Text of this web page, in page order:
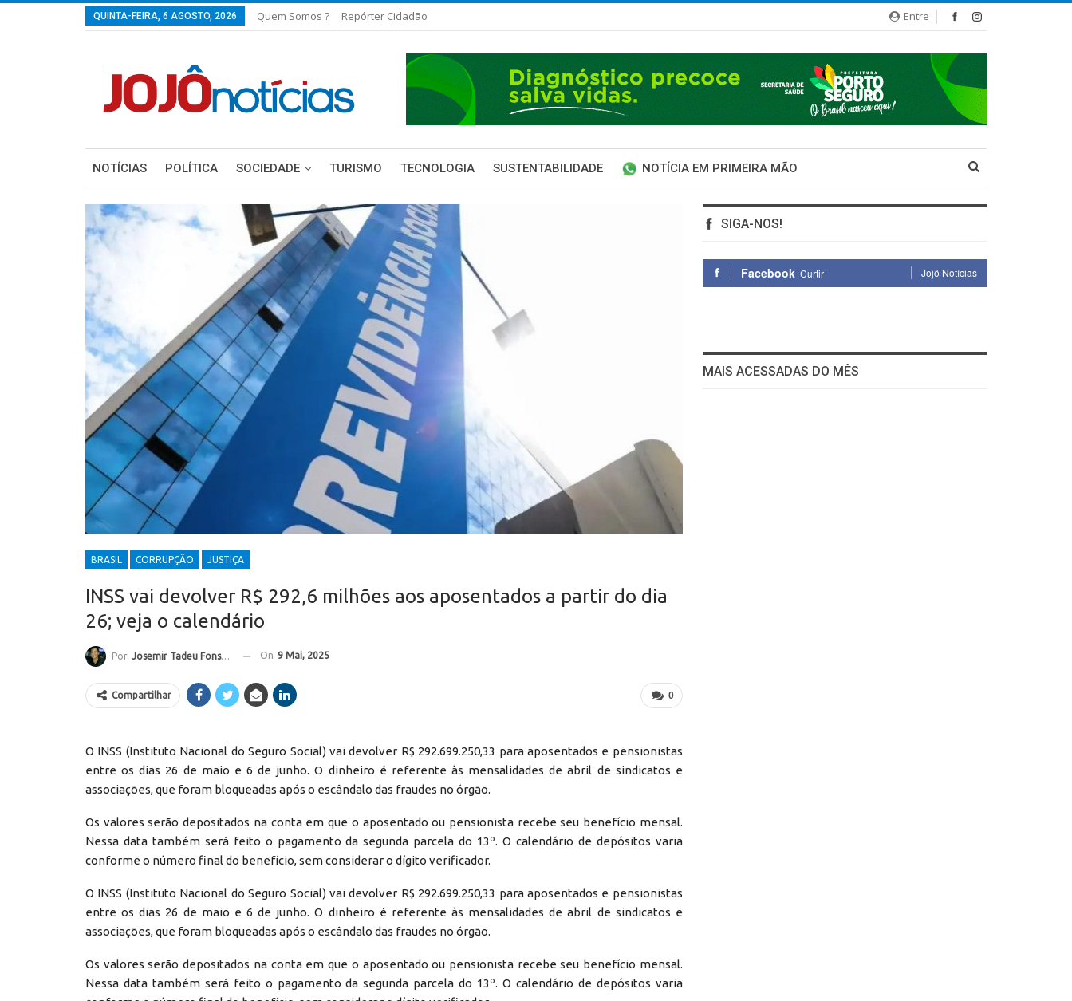
Entre
QUINTA-FEIRA, 6 AGOSTO, 2026 Quem Somos ? Repórter Cidadão
NOTÍCIAS POLÍTICA SOCIEDADE TURISMO TECNOLOGIA SUSTENTABILIDADE NOTÍCIA EM PRIMEIRA MÃO
BRASIL CORRUPÇÃO JUSTIÇA
INSS vai devolver R$ 292,6 milhões aos aposentados a partir do dia
26; veja o calendário
Por Josemir Tadeu Fonseca On 9 Mai, 2025
0
Compartilhar
O INSS (Instituto Nacional do Seguro Social) vai devolver R$ 292.699.250,33 para aposentados e pensionistas
entre os dias 26 de maio e 6 de junho. O dinheiro é referente às mensalidades de abril de sindicatos e
associações, que foram bloqueadas após o escândalo das fraudes no órgão.
Os valores serão depositados na conta em que o aposentado ou pensionista recebe seu benefício mensal.
Nessa data também será feito o pagamento da segunda parcela do 13º. O calendário de depósitos varia
conforme o número final do benefício, sem considerar o dígito verificador.
O INSS (Instituto Nacional do Seguro Social) vai devolver R$ 292.699.250,33 para aposentados e pensionistas
entre os dias 26 de maio e 6 de junho. O dinheiro é referente às mensalidades de abril de sindicatos e
associações, que foram bloqueadas após o escândalo das fraudes no órgão.
Os valores serão depositados na conta em que o aposentado ou pensionista recebe seu benefício mensal.
Nessa data também será feito o pagamento da segunda parcela do 13º. O calendário de depósitos varia
SIGA-NOS!
Facebook Curtir Jojô Notícias
MAIS ACESSADAS DO MÊS